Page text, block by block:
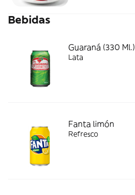
Bebidas
Guaraná (330 Ml.)
Lata
Fanta limón
Refresco